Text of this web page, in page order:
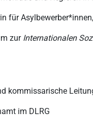
für
zur Internationalen
kommissarische
im DLRG